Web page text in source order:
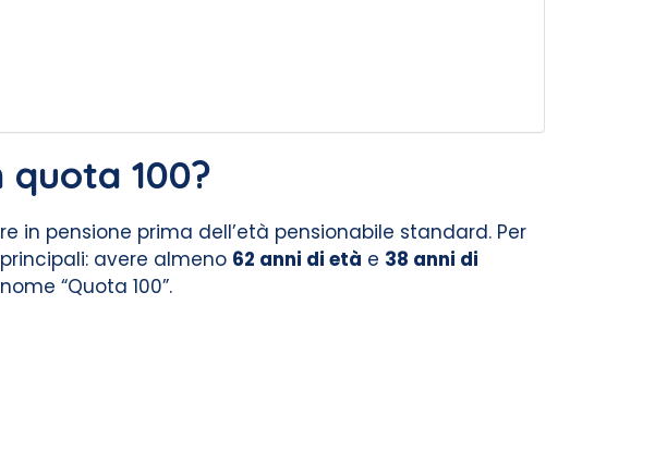
100?
in pensione prima dell’età pensionabile standard. Per
avere almeno 62 anni di età e 38 anni di
“Quota 100”.